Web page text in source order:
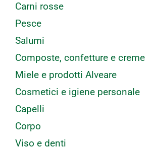
Carni rosse
Pesce
Salumi
Composte, confetture e creme
Miele e prodotti Alveare
Cosmetici e igiene personale
Capelli
Corpo
Viso e denti